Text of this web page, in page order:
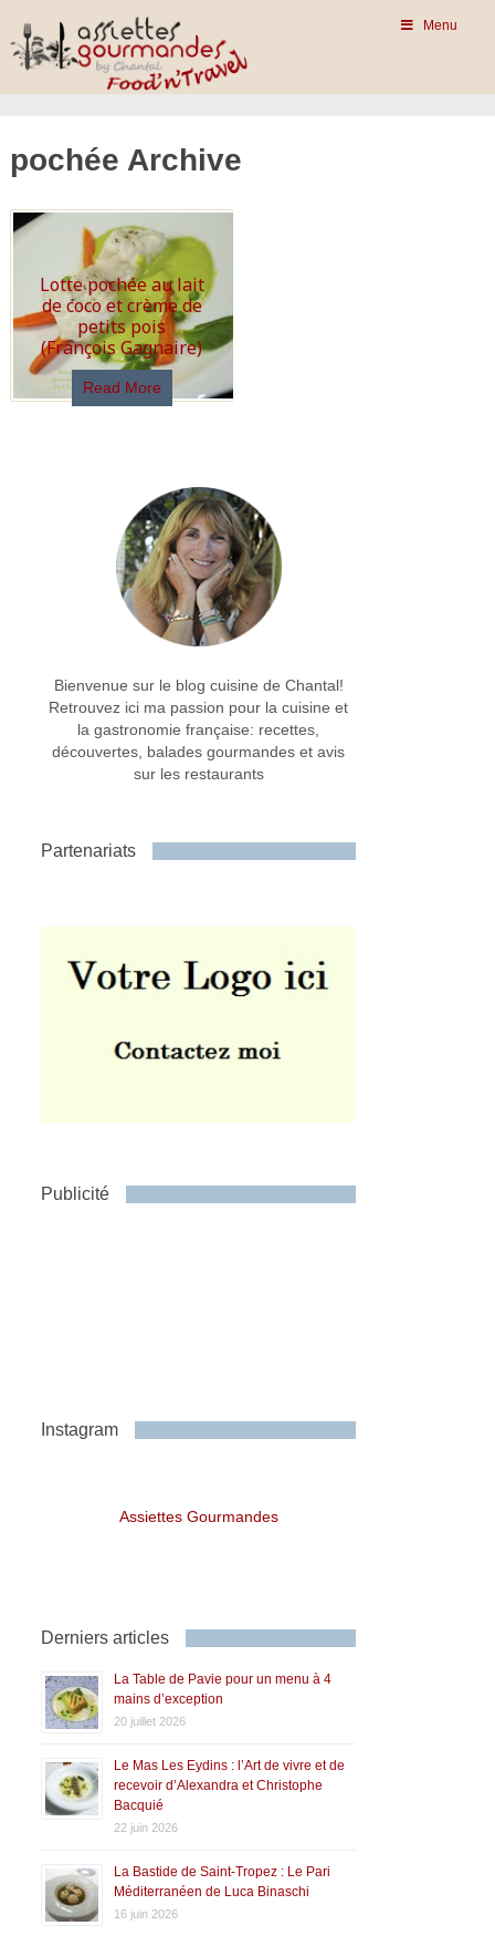
Menu
pochée Archive
Lotte pochée au lait
de coco et crème de
petits pois
(François Gagnaire)
Read More
Bienvenue sur le blog cuisine de Chantal!
Retrouvez ici ma passion pour la cuisine et
la gastronomie française: recettes,
découvertes, balades gourmandes et avis
sur les restaurants
Partenariats
Publicité
Instagram
Assiettes Gourmandes
Derniers articles
La Table de Pavie pour un menu à 4
mains d’exception
20 juillet 2026
Le Mas Les Eydins : l’Art de vivre et de
recevoir d’Alexandra et Christophe
Bacquié
22 juin 2026
La Bastide de Saint-Tropez : Le Pari
Méditerranéen de Luca Binaschi
16 juin 2026